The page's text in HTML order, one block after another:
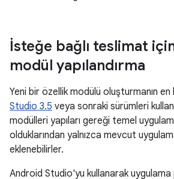
İsteğe bağlı teslimat
modül yapılandırma
Yeni bir özellik modülü oluşturmanın
Studio 3.5 veya sonraki sürümleri
modülleri yapıları gereği temel
olduklarından yalnızca mevcut
eklenebilirler.
Android Studio'yu kullanarak